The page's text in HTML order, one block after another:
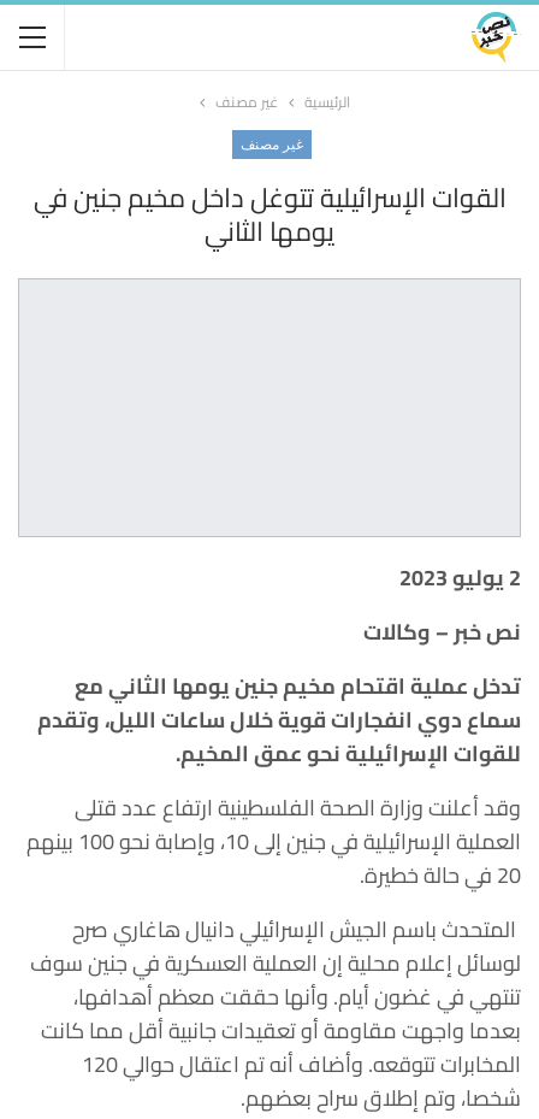
الرئيسية غير مصنف
غير مصنف
القوات الإسرائيلية تتوغل داخل مخيم جنين في
يومها الثاني
2 يوليو 2023
نص خبر – وكالات
تدخل عملية اقتحام مخيم جنين يومها الثاني مع
سماع دوي انفجارات قوية خلال ساعات الليل، وتقدم
للقوات الإسرائيلية نحو عمق المخيم.
وقد أعلنت وزارة الصحة الفلسطينية ارتفاع عدد قتلى
العملية الإسرائيلية في جنين إلى 10، وإصابة نحو 100 بينهم
20 في حالة خطيرة.
المتحدث باسم الجيش الإسرائيلي دانيال هاغاري صرح
لوسائل إعلام محلية إن العملية العسكرية في جنين سوف
تنتهي في غضون أيام. وأنها حققت معظم أهدافها،
بعدما واجهت مقاومة أو تعقيدات جانبية أقل مما كانت
المخابرات تتوقعه. وأضاف أنه تم اعتقال حوالي 120
شخصا، وتم إطلاق سراح بعضهم.